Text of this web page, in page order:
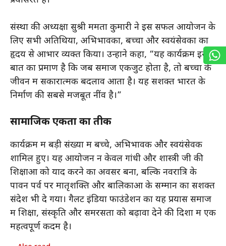
संस्था की अध्यक्षा सुश्री ममता कुमारी ने इस सफल आयोजन के
लिए सभी अतिथियों, अभिभावकों, बच्चों और स्वयंसेवकों का
हृदय से आभार व्यक्त किया। उन्होंने कहा, “यह कार्यक्रम इस
बात का प्रमाण है कि जब समाज एकजुट होता है, तो बच्चों के
जीवन में सकारात्मक बदलाव आता है। यह सशक्त भारत के
निर्माण की सबसे मजबूत नींव है।”
सामाजिक एकता का प्रतीक
कार्यक्रम में बड़ी संख्या में बच्चे, अभिभावक और स्वयंसेवक
शामिल हुए। यह आयोजन न केवल गांधी और शास्त्री जी की
शिक्षाओं को याद करने का अवसर बना, बल्कि नवरात्रि के
पावन पर्व पर मातृशक्ति और बालिकाओं के सम्मान का सशक्त
संदेश भी दे गया। गैलेंट इंडिया फाउंडेशन का यह प्रयास समाज
में शिक्षा, संस्कृति और समरसता को बढ़ावा देने की दिशा में एक
महत्वपूर्ण कदम है।